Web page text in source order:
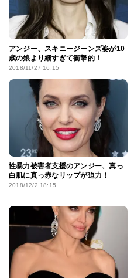
アンジー、スキニージーンズ姿が10
歳の娘より細すぎて衝撃的！
2018/11/27 16:15
性暴力被害者支援のアンジー、真っ
白肌に真っ赤なリップが迫力！
2018/12/2 18:15